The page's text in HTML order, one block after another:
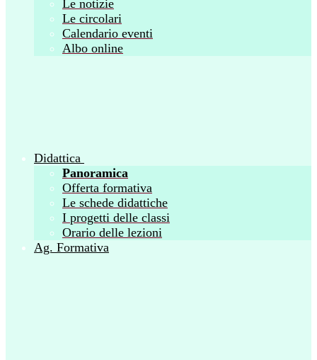
Le notizie
Le circolari
Calendario eventi
Albo online
Didattica
Panoramica
Offerta formativa
Le schede didattiche
I progetti delle classi
Orario delle lezioni
Ag. Formativa